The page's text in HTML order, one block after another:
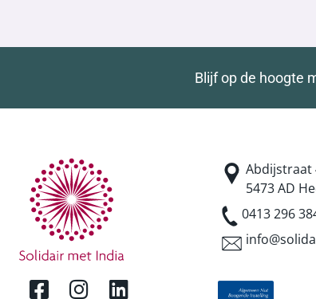
Blijf op de hoogte
Abdijstraat
5473 AD
0413 296